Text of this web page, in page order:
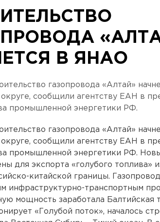
В ЯНАО
газопровода «Алтай»
сообщили агентству ЕАН в
промышленной энергетики РФ.
газопровода «Алтай»
сообщили агентству ЕАН в
промышленной энергетики РФ.
для экспорта «голубого топлива»
китайской границы.
инфраструктурно-транспортным
мощность заработала Балтийская
«Голубой поток», началось